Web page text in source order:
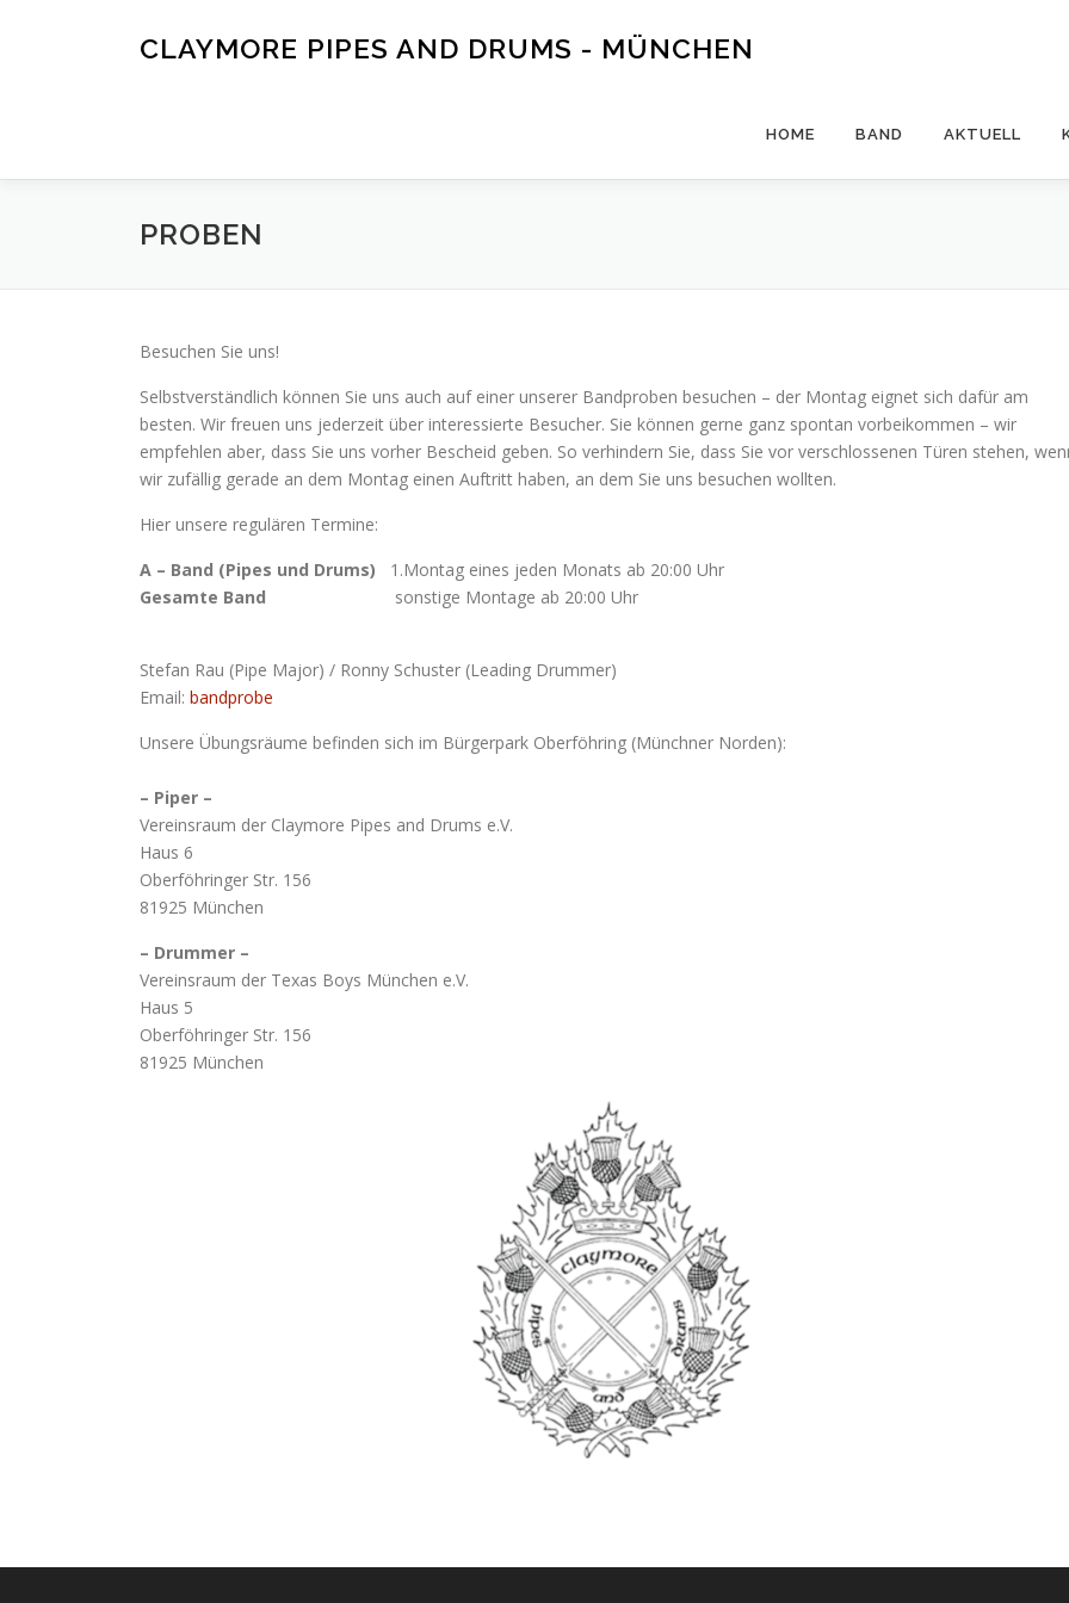
CLAYMORE PIPES AND DRUMS - MÜNCHEN
HOME BAND AKTUELL
PROBEN
Besuchen Sie uns!
Selbstverständlich können Sie uns auch auf einer unserer Bandproben besuchen – der Montag eignet sich dafür am
besten. Wir freuen uns jederzeit über interessierte Besucher. Sie können gerne ganz spontan vorbeikommen – wir
empfehlen aber, dass Sie uns vorher Bescheid geben. So verhindern Sie, dass Sie vor verschlossenen Türen stehen,
wir zufällig gerade an dem Montag einen Auftritt haben, an dem Sie uns besuchen wollten.
Hier unsere regulären Termine:
A – Band (Pipes und Drums) 1.Montag eines jeden Monats ab 20:00 Uhr
Gesamte Band sonstige Montage ab 20:00 Uhr
Stefan Rau (Pipe Major) / Ronny Schuster (Leading Drummer)
Email: bandprobe
Unsere Übungsräume befinden sich im Bürgerpark Oberföhring (Münchner Norden):
– Piper –
Vereinsraum der Claymore Pipes and Drums e.V.
Haus 6
Oberföhringer Str. 156
81925 München
– Drummer –
Vereinsraum der Texas Boys München e.V.
Haus 5
Oberföhringer Str. 156
81925 München